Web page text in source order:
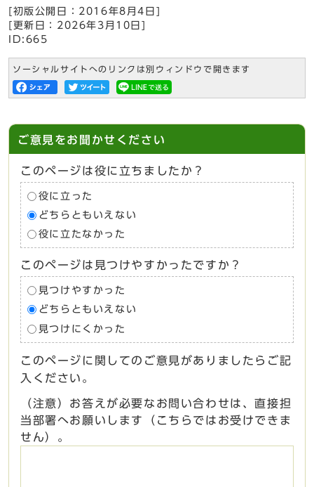
[初版公開日： 2016年8月4日
[更新日： 2026年3月10日
ID:665
ソーシャルサイトへのリンクは別ウィンドウで開きます
ご意見をお聞かせください
このページは役に立ちましたか？
役に立った
どちらともいえない
役に立たなかった
このページは見つけやすかったですか？
見つけやすかった
どちらともいえない
見つけにくかった
このページに関してのご意見がありましたらご記
入ください。
（注意）お答えが必要なお問い合わせは、直接担
当部署へお願いします（こちらではお受けできま
せん）。